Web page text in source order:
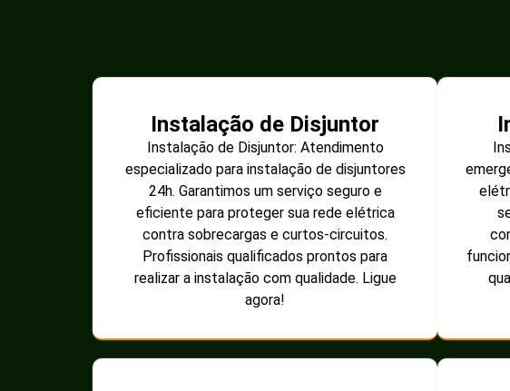
Instalação de Disjuntor
Instalação de Disjuntor: Atendimento
especializado para instalação de disjuntores
24h. Garantimos um serviço seguro e
eficiente para proteger sua rede elétrica
contra sobrecargas e curtos-circuitos.
Profissionais qualificados prontos para
realizar a instalação com qualidade. Ligue
agora!